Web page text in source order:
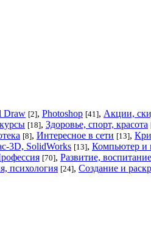
Draw [2], Photoshop [41], Акции,
[18], Здоровье, спорт, красота
[8], Интересное в сети [13],
3D, SolidWorks [13], Компьютер и
[70], Развитие,
психология [24], Создание и